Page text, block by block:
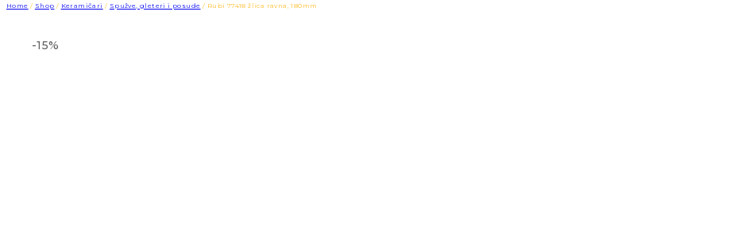
Home / Shop / Keramičari / Spužve, gleteri i posude / Rubi 77418 žlica ravna, 180mm
-15%